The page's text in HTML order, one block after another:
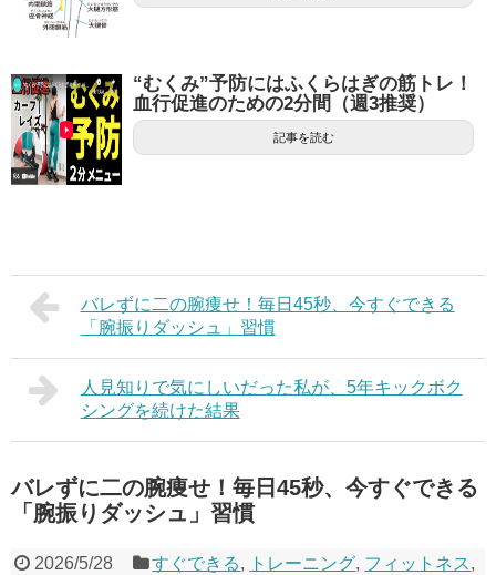
“むくみ”予防にはふくらはぎの筋トレ！
血行促進のための2分間（週3推奨）
記事を読む
バレずに二の腕痩せ！毎日45秒、今すぐできる
「腕振りダッシュ」習慣
人見知りで気にしいだった私が、5年キックボク
シングを続けた結果
バレずに二の腕痩せ！毎日45秒、今すぐできる
「腕振りダッシュ」習慣
2026/5/28 すぐできる, トレーニング, フィットネス,